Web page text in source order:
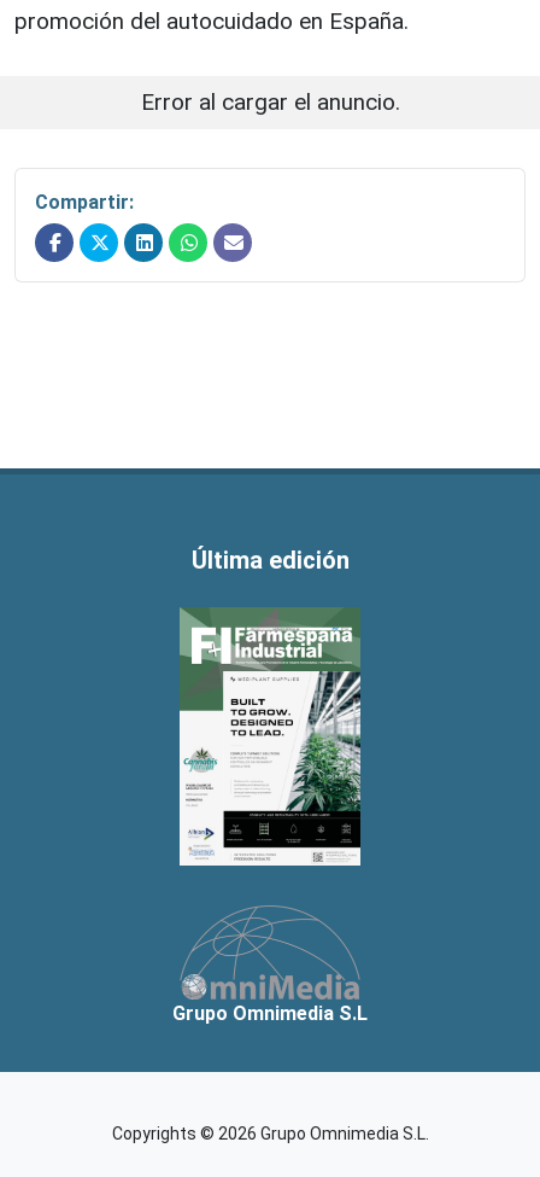
promoción del autocuidado en España.
Error al cargar el anuncio.
Compartir:
Última edición
Grupo Omnimedia S.L
Copyrights © 2026 Grupo Omnimedia S.L.